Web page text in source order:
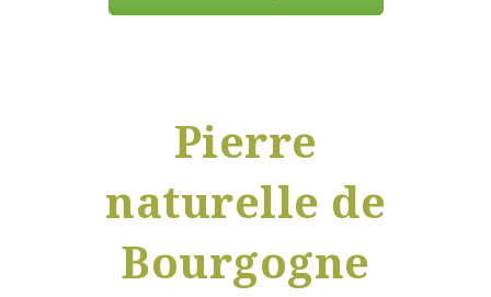
Pierre
naturelle de
Bourgogne